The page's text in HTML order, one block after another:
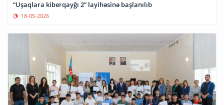
“Uşaqlara kiberqayğı 2” layihəsinə başlanılıb
18-05-2026